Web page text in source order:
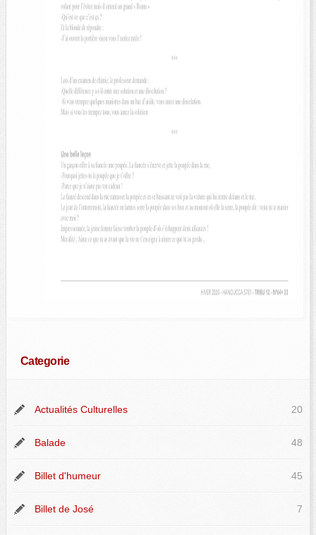
Categorie
Actualités Culturelles 20
Balade 48
Billet d'humeur 45
Billet de José 7